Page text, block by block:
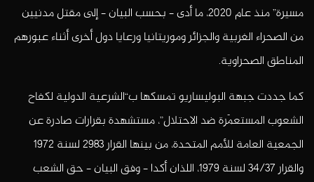
مسيرة” منذ عام 2020، ما أدى – بحسب البيان – إلى مقتل مدنيين
من الصحراء الغربية والجزائر وموريتانيا ورعايا دول أخرى أثناء عبورهم
المناطق الصحراوية.
كما جددت جبهة البوليساريو تمسكها ب“الشرعية الدولية لكفاح
الشعوب المستعمَرة ضد الاحتلال”، مستشهدة بقرارات صادرة عن
الجمعية العامة للأمم المتحدة، من بينها القرار 2983 لسنة 1972
والقرار 34/37 لسنة 1979، اللذان أكدا – وفق البيان – حق الشعب